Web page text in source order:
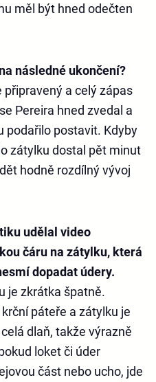
měl být hned odečten
následné ukončení?
připravený a celý zápas
Pereira hned zvedal a
podařilo postavit. Kdyby
zátylku dostal pět minut
hodně rozdílný vývoj
udělal video
čáru na zátylku, která
dopadat údery.
je zkrátka špatně.
páteře a zátylku je
dlaň, takže výrazně
loket či úder
část nebo ucho, jde